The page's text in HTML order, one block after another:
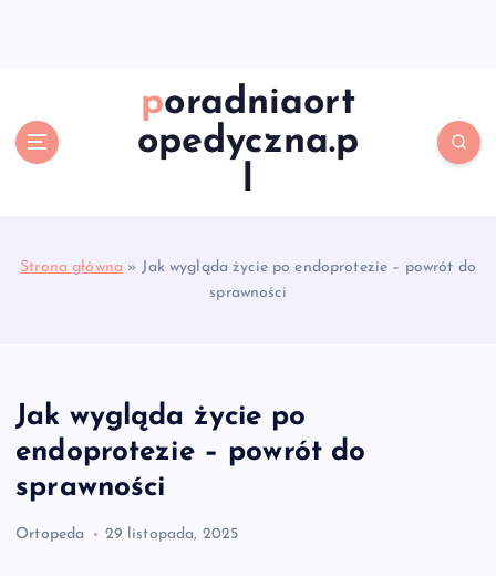
poradniaort
opedyczna.p
l
Strona główna » Jak wygląda życie po endoprotezie – powrót do
sprawności
Jak wygląda życie po
endoprotezie – powrót do
sprawności
Ortopeda 29 listopada, 2025